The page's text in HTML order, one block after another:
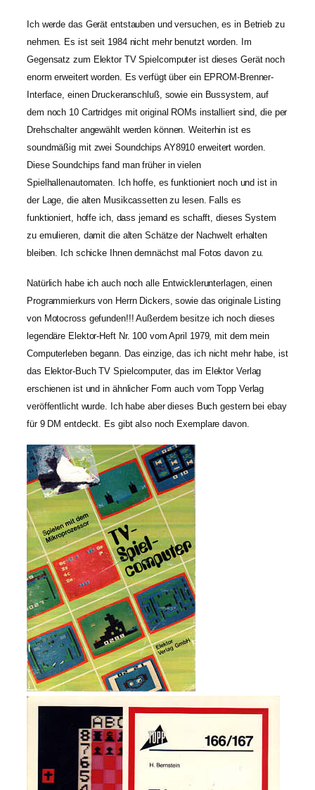
Ich werde das Gerät entstauben und versuchen, es in Betrieb zu
nehmen. Es ist seit 1984 nicht mehr benutzt worden. Im
Gegensatz zum Elektor TV Spielcomputer ist dieses Gerät noch
enorm erweitert worden. Es verfügt über ein EPROM-Brenner-
Interface, einen Druckeranschluß, sowie ein Bussystem, auf
dem noch 10 Cartridges mit original ROMs installiert sind, die per
Drehschalter angewählt werden können. Weiterhin ist es
soundmäßig mit zwei Soundchips AY8910 erweitert worden.
Diese Soundchips fand man früher in vielen
Spielhallenautomaten. Ich hoffe, es funktioniert noch und ist in
der Lage, die alten Musikcassetten zu lesen. Falls es
funktioniert, hoffe ich, dass jemand es schafft, dieses System
zu emulieren, damit die alten Schätze der Nachwelt erhalten
bleiben. Ich schicke Ihnen demnächst mal Fotos davon zu.
Natürlich habe ich auch noch alle Entwicklerunterlagen, einen
Programmierkurs von Herrn Dickers, sowie das originale Listing
von Motocross gefunden!!! Außerdem besitze ich noch dieses
legendäre Elektor-Heft Nr. 100 vom April 1979, mit dem mein
Computerleben begann. Das einzige, das ich nicht mehr habe, ist
das Elektor-Buch TV Spielcomputer, das im Elektor Verlag
erschienen ist und in ähnlicher Form auch vom Topp Verlag
veröffentlicht wurde. Ich habe aber dieses Buch gestern bei ebay
für 9 DM entdeckt. Es gibt also noch Exemplare davon.